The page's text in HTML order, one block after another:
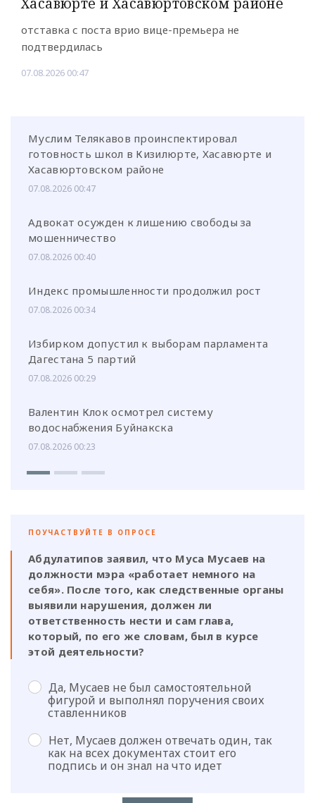
отставка с поста врио вице-премьера не
подтвердилась
07.08.2026 00:47
Муслим Телякавов проинспектировал
готовность школ в Кизилюрте, Хасавюрте и
Хасавюртовском районе
07.08.2026 00:47
Адвокат осужден к лишению свободы за
мошенничество
07.08.2026 00:40
Индекс промышленности продолжил рост
07.08.2026 00:34
Избирком допустил к выборам парламента
Дагестана 5 партий
07.08.2026 00:29
Валентин Клок осмотрел систему
водоснабжения Буйнакска
07.08.2026 00:23
ПОУЧАСТВУЙТЕ В ОПРОСЕ
Абдулатипов заявил, что Муса Мусаев на
должности мэра «работает немного на
себя». После того, как следственные органы
выявили нарушения, должен ли
ответственность нести и сам глава,
который, по его же словам, был в курсе
этой деятельности?
Да, Мусаев не был самостоятельной
фигурой и выполнял поручения своих
ставленников
Нет, Мусаев должен отвечать один, так
как на всех документах стоит его
подпись и он знал на что идет